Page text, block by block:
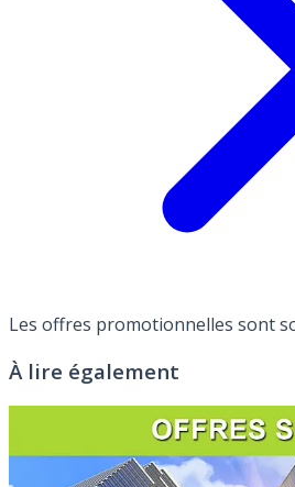
Les offres promotionnelles sont
À lire également